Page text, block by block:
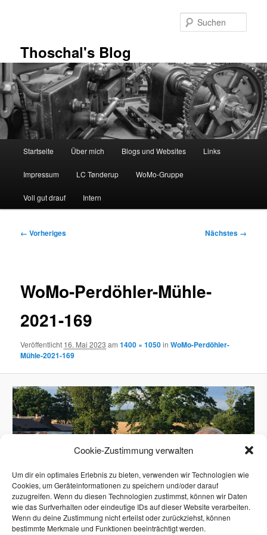
Cookie-Zustimmung verwalten
Um dir ein optimales Erlebnis zu bieten, verwenden wir Technologien wie
Cookies, um Geräteinformationen zu speichern und/oder darauf
zuzugreifen. Wenn du diesen Technologien zustimmst, können wir Daten
wie das Surfverhalten oder eindeutige IDs auf dieser Website verarbeiten.
Wenn du deine Zustimmung nicht erteilst oder zurückziehst, können
bestimmte Merkmale und Funktionen beeinträchtigt werden.
Thoschal's Blog
Startseite Über mich Blogs und Websites Links
Impressum LC Tønderup WoMo-Gruppe
Voll gut drauf Intern
Bilder-
← Vorheriges Nächstes →
WoMo-Perdöhler-Mühle-
2021-169
Veröffentlicht 16. Mai 2023 am1400 × 1050inWoMo-Perdöhler-
Mühle-2021-169